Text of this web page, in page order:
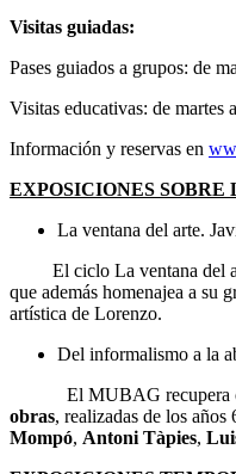
Visitas guiadas:
Pases guiados a grupos: de
Visitas educativas: de martes
Información y reservas en
EXPOSICIONES
La ventana del arte.
El ciclo La ventana del
que además homenajea a su
artística de Lorenzo.
Del informalismo a la
El MUBAG recupera
obras, realizadas de los
Mompó, Antoni Tàpies,